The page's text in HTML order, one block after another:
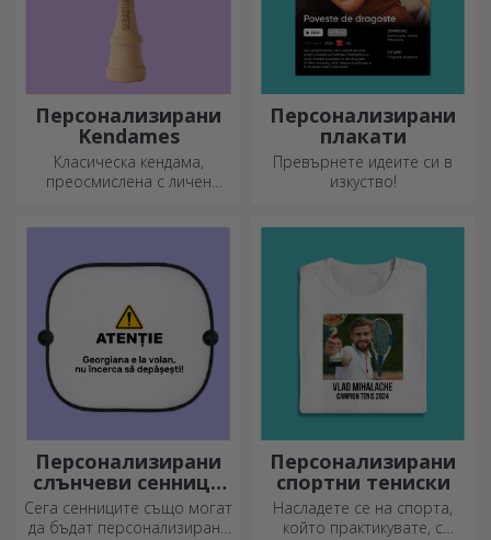
Персонализирани
Kendames
Класическа кендама,
преосмислена с личен
Персонализирани
плакати
Превърнете идеите си в
изкуство!
Персонализирани
слънчеви сенници
за автомобили
Сега сенниците също могат
да бъдат персонализирани
Персонализирани
спортни тениски
Насладете се на спорта,
който практикувате, с